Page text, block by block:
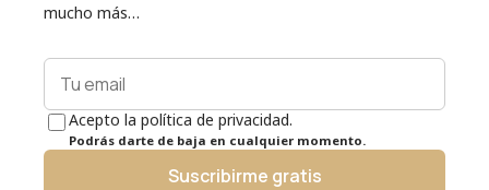
mucho más…
Acepto la política de privacidad.
Podrás darte de baja en cualquier momento.
Suscribirme gratis